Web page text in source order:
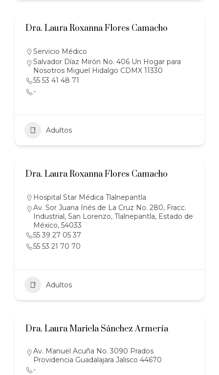
Dra. Laura Roxanna Flores Camacho
Servicio Médico
Salvador Díaz Mirón No. 406 Un Hogar para
Nosotros Miguel Hidalgo CDMX 11330
55 53 41 48 71
-
Adultos
Dra. Laura Roxanna Flores Camacho
Hospital Star Médica Tlalnepantla
Av. Sor Juana Inés de La Cruz No. 280, Fracc.
Industrial, San Lorenzo, Tlalnepantla, Estado de
México, 54033
55 39 27 05 37
55 53 21 70 70
Adultos
Dra. Laura Mariela Sánchez Armería
Av. Manuel Acuña No. 3090 Prados
Providencia Guadalajara Jalisco 44670
-